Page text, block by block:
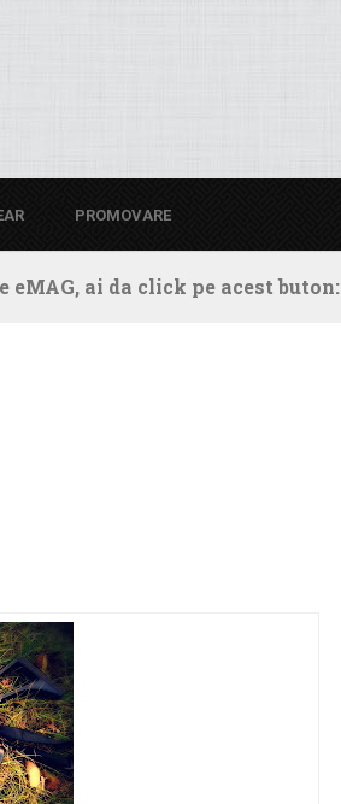
PROMOVARE
ai da click pe acest buton: